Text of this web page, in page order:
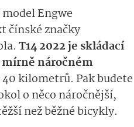
Engwe
čínské značky
T14 2022je skládací
náročném
kilometrů. Pak budete
o něco náročnější,
než běžné bicykly.